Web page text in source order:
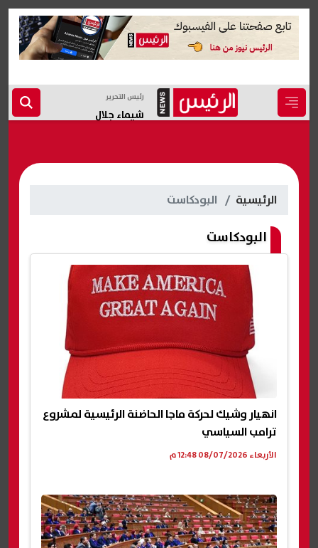
رئيس التحرير
شيماء جلال
الرئيسية البودكاست
البودكاست
انهيار وشيك لحركة ماجا الحاضنة الرئيسية لمشروع
ترامب السياسي
الأربعاء 08/07/2026 12:48 م